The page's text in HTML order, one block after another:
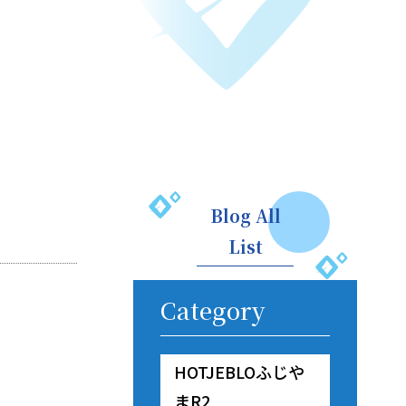
Blog All
List
Category
HOTJEBLOふじや
まR2